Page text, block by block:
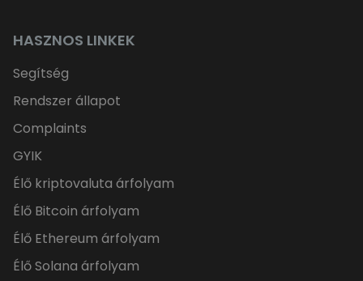
HASZNOS LINKEK
Segítség
Rendszer állapot
Complaints
GYIK
Élő kriptovaluta árfolyam
Élő Bitcoin árfolyam
Élő Ethereum árfolyam
Élő Solana árfolyam